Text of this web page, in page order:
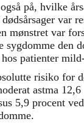
på, hvilke
var
mønstret var
den
patienter
risiko for
astma
5,9 procent